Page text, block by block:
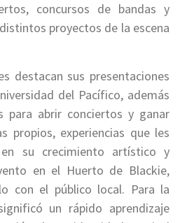
concursos de bandas y
proyectos de la escena
destacan sus presentaciones
del Pacífico, además
para abrir conciertos y ganar
propios, experiencias que les
su crecimiento artístico y
en el Huerto de Blackie,
con el público local. Para la
un rápido aprendizaje